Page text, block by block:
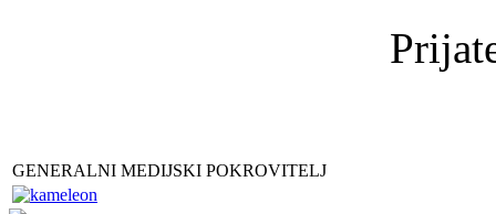
GENERALNI MEDIJSKI POKROVITELJ